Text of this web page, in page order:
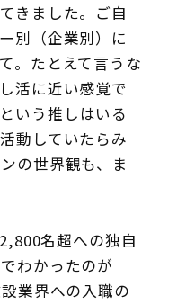
きました。ご自
別（企業別）に
。たとえて言うな
活に近い感覚で
いう推しはいる
動していたらみ
の世界観も、ま
名超への独自
わかったのが
業界への入職の